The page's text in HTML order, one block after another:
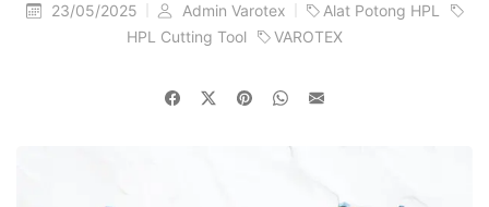
23/05/2025 Admin Varotex
Alat Potong HPL
HPL Cutting Tool
VAROTEX